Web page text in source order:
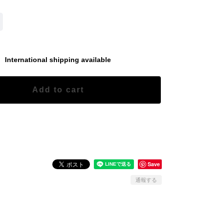
International shipping available
Add to cart
Save
通報する